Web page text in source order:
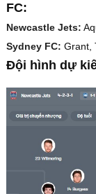
FC:
Newcastle Jets:
Sydney FC: Grant,
Đội hình dự